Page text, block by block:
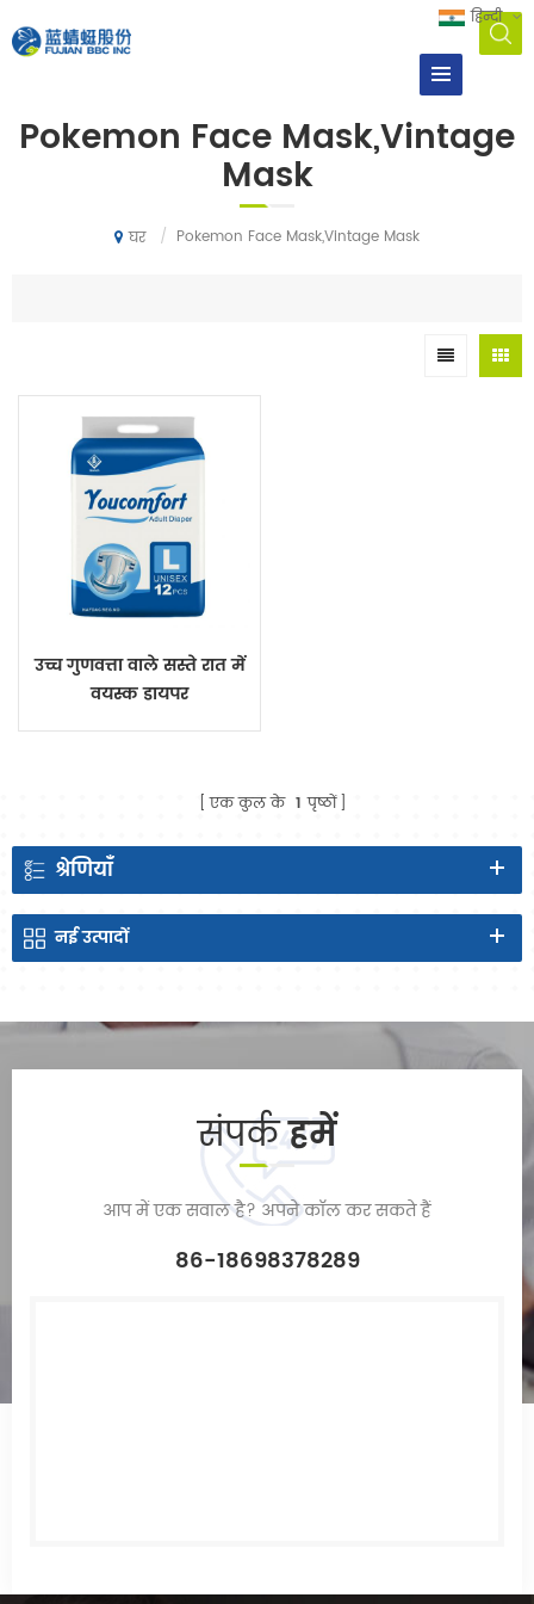
हिन्दी
Pokemon Face Mask,vintage
Mask
घर / Pokemon Face Mask,vintage Mask
उच्च गुणवत्ता वाले सस्ते रात में
वयस्क डायपर
एक कुल के 1 पृष्ठों
श्रेणियाँ
नईउत्पादों
संपर्कहमें
आप में एक सवाल है? अपने कॉल कर सकते हैं
86-18698378289